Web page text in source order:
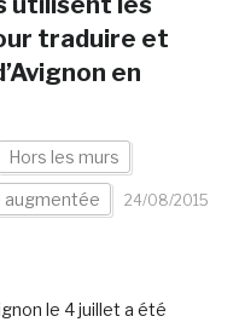
traduire et
en
Hors les murs
augmentée
24/08/2015
le 4 juillet a été